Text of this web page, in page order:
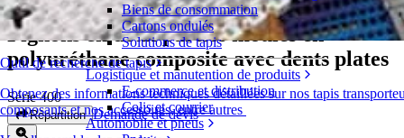
Outil de recherche de tapis
Obtenez des informations techniques détaillées sur nos tapis
composants et nos accessoires, entre autres
Biens de consommation
Cartons ondulés
Solutions de tapis
Logistique et manutention de produits
E-commerce et distribution
Colis et courrier
Automobile et pneus
Pignons en deux parties moulés en
polyuréthane composite avec dents plates
Série 400
Répartition Demande de devis